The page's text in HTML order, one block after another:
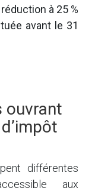
à 25 %
avant le 31
ouvrant
différentes
aux